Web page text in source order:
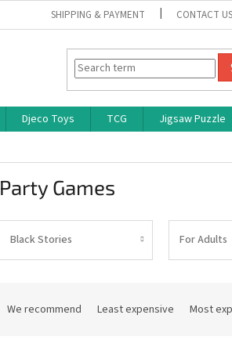
SHIPPING & PAYMENT CONTACT
Djeco Toys TCG Jigsaw Puzzle
Party Games
Black Stories For Adults
We recommend Least expensive Most